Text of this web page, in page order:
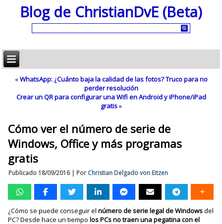
Blog de ChristianDvE (Beta)
«WhatsApp: ¿Cuánto baja la calidad de las fotos? Truco para no
perder resolución
Crear un QR para configurar una Wifi en Android y iPhone/iPad
gratis»
Cómo ver el número de serie de
Windows, Office y más programas
gratis
Publicado 18/09/2016| Por Christian Delgado von Eitzen
¿Cómo se puede conseguir elnúmero de serie legal de Windowsdel
PC? Desde hace un tiempolos PCs no traen una pegatina con el